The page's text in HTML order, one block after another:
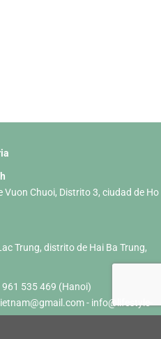
Vuon Chuoi, Distrito 3, ciudad de Ho
Trung, distrito de Hai Ba Trung,
535 469 (Hanoi)
- info@lifestyle-